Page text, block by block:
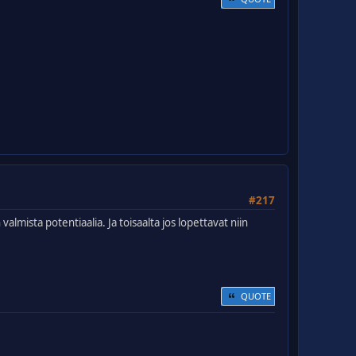
#217
potentiaalia. Ja toisaalta jos lopettavat niin
QUOTE